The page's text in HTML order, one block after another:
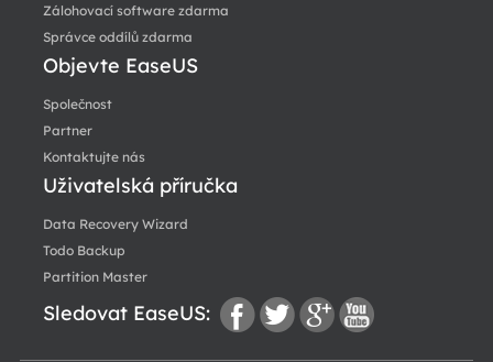
Zálohovací software zdarma
Správce oddílů zdarma
Objevte EaseUS
Společnost
Partner
Kontaktujte nás
Uživatelská příručka
Data Recovery Wizard
Todo Backup
Partition Master
Sledovat EaseUS: